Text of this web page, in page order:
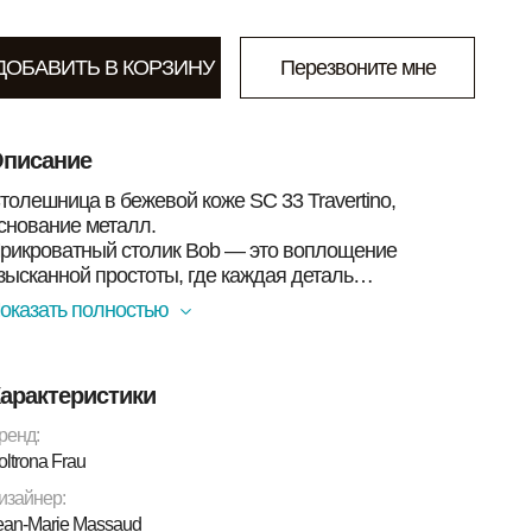
В КОРЗИНУ Перезвоните мне
в бежевой коже SC 33 Travertino,
металл.
столик Bob — это воплощение
простоты, где каждая деталь
Дизайнер Жан-Мари Массо
о стиле Кеннеди.
полностью
Frau
Marie Massaud